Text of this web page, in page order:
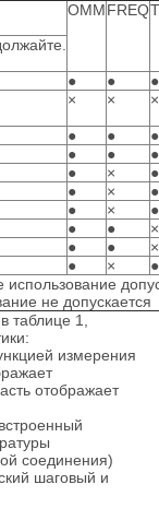
ОММFREQ
● ●
●
× × ×
● ●
●
● ●
●
● ×
●
● ×
●
● ×
●
● ●
×
● ●
×
● ×
●
не допускается
таблице 1,
измерения
отображает
соединения)
шаговый и